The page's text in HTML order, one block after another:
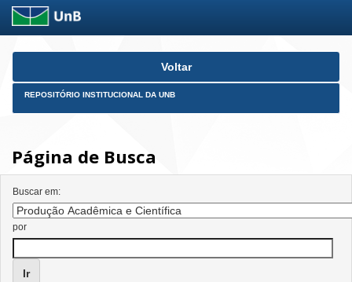
Skip
Voltar
REPOSITÓRIO INSTITUCIONAL DA UNB
Página de Busca
Buscar em:
por